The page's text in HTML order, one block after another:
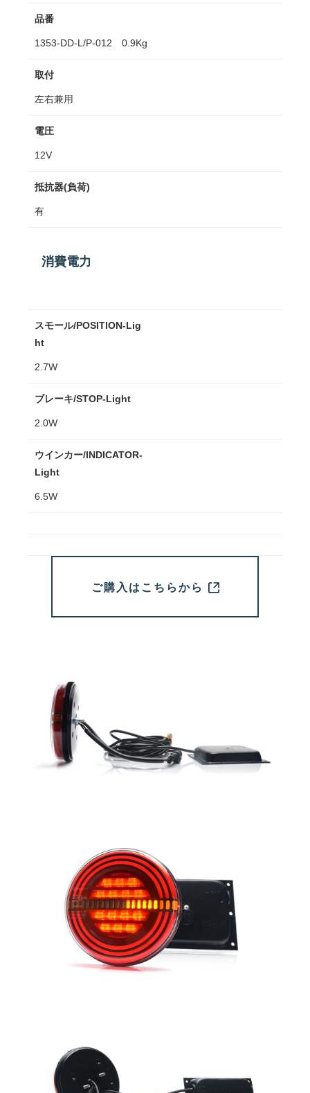
品番
1353-DD-L/P-012 0.9Kg
取付
左右兼用
電圧
12V
抵抗器(負荷)
有
消費電力
スモール/POSITION-Lig
ht
2.7W
ブレーキ/STOP-Light
2.0W
ウインカー/INDICATOR-
Light
6.5W
ご購入はこちらから